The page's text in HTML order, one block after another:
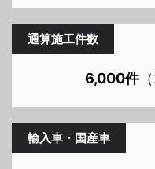
通算施工件数
6,000件
輸入車・国産車